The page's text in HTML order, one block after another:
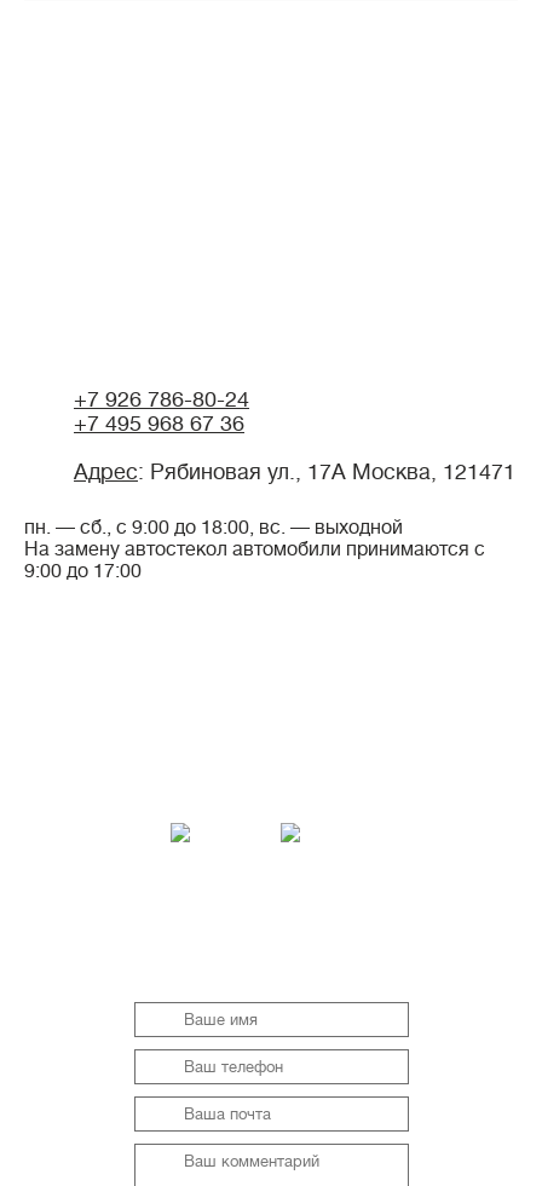
+7 926 786-80-24
+7 495 968 67 36
Адрес: Рябиновая ул., 17А Москва, 121471
пн. — сб., с 9:00 до 18:00, вс. — выходной
На замену автостекол автомобили принимаются с
9:00 до 17:00